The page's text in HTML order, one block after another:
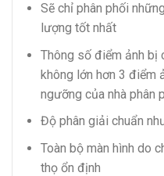
Sẽ chỉ phân phối những
lượng tốt nhất
Thông số điểm ảnh bị
không lớn hơn 3 điểm
ngưỡng của nhà phân
Độ phân giải chuẩn
Toàn bộ màn hình do
thọ ổn định